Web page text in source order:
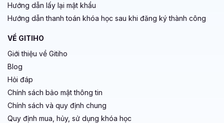
Hướng dẫn lấy lại mật khẩu
Hướng dẫn thanh toán khóa học sau khi đăng ký thành công
VỀ GITIHO
Giới thiệu về Gitiho
Blog
Hỏi đáp
Chính sách bảo mật thông tin
Chính sách và quy định chung
Quy định mua, hủy, sử dụng khóa học